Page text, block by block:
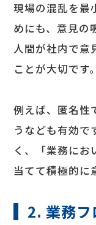
現場の混乱を最
めにも、意見の
人間が社内で意
ことが大切です。
例えば、匿名性
うなども有効で
く、「業務にお
当てて積極的に
2. 業務フ